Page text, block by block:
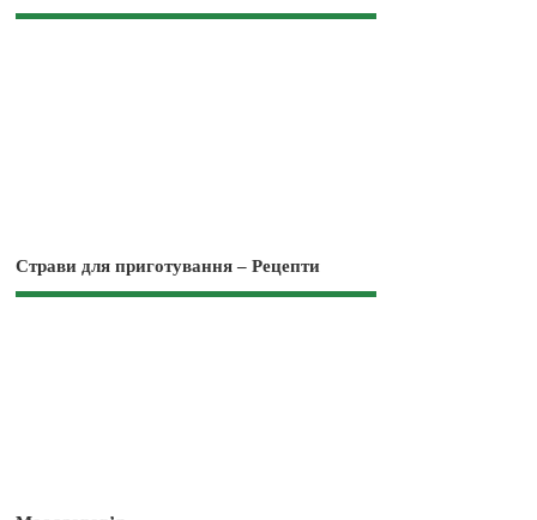
Страви для приготування – Рецепти